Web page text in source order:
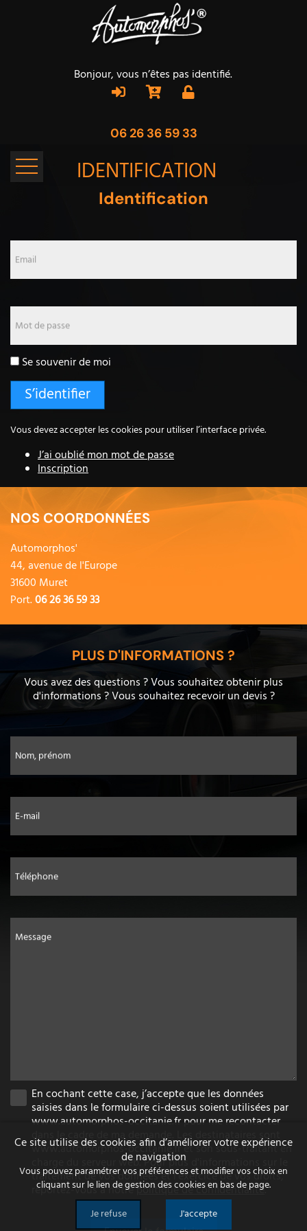
Bonjour, vous n’êtes pas identifié.
06 26 36 59 33
IDENTIFICATION
Identification
Email
Mot de passe
Se souvenir de moi
Vous devez accepter les cookies pour utiliser l’interface privée.
J’ai oublié mon mot de passe
Inscription
NOS COORDONNÉES
Automorphos'
44, avenue de l'Europe
31600 Muret
Port.06 26 36 59 33
PLUS D'INFORMATIONS ?
Vous avez des questions ? Vous souhaitez obtenir plus
d'informations ? Vous souhaitez recevoir un devis ?
Nom, prénom
E-mail
Téléphone
Message
En cochant cette case, j’accepte que les données
saisies dans le formulaire ci-dessus soient utilisées par
www.automorphos-occitanie.fr pour me recontacter
dans le cadre de ma demande. Les destinataires sont
www.automorphos-occitanie.fr et son sous-traitant en
charge du serveur web. Pour plus d'informations sur le
traitement de vos données et l'exercice de vos droits,
reportez-vous à notrepolitique de confidentialité.
Ce site utilise des cookies afin d’améliorer votre expérience
de navigation
Vous pouvez paramétrer vos préférences et modifier vos choix en
cliquant sur le lien de gestion des cookies en bas de page.
Je refuse
J'accepte